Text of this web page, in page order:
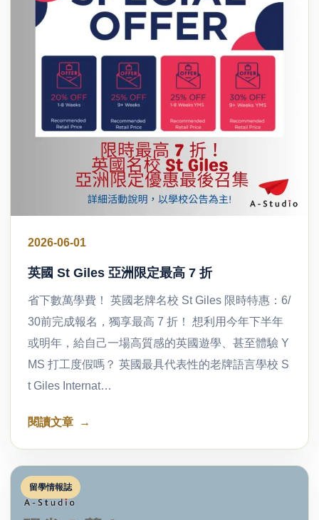
2026-06-01
英國 St Giles 亞洲限定最高 7 折
省下數萬學費！ 英國老牌名校 St Giles 限時特惠：6/
30前完成報名，獨享最高 7 折！ 想利用今年下半年
或明年，給自己一場高質感的英國遊學、甚至體驗 Y
MS 打工度假嗎？ 英國最具代表性的老牌語言學校 S
t Giles Internat…
閱讀文章
留學情報誌